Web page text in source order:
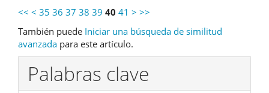
<< < 35 36 37 38 39 40 41 > >>
También puede Iniciar una búsqueda de similitud
avanzada para este artículo.
Palabras clave